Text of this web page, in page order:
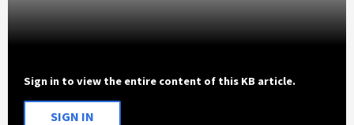
Sign in to view the entire content of this KB article.
SIGN IN